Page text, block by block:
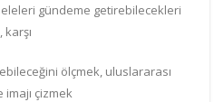
gündeme getirebilecekleri
ölçmek, uluslararası
imajı çizmek